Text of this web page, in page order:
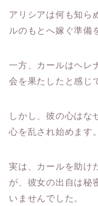
アリシアは何も知ら
ルのもとへ嫁ぐ準備
一方、カールはヘレ
会を果たしたと感じ
しかし、彼の心はな
心を乱され始めます。
実は、カールを助け
が、彼女の出自は秘
いませんでした。